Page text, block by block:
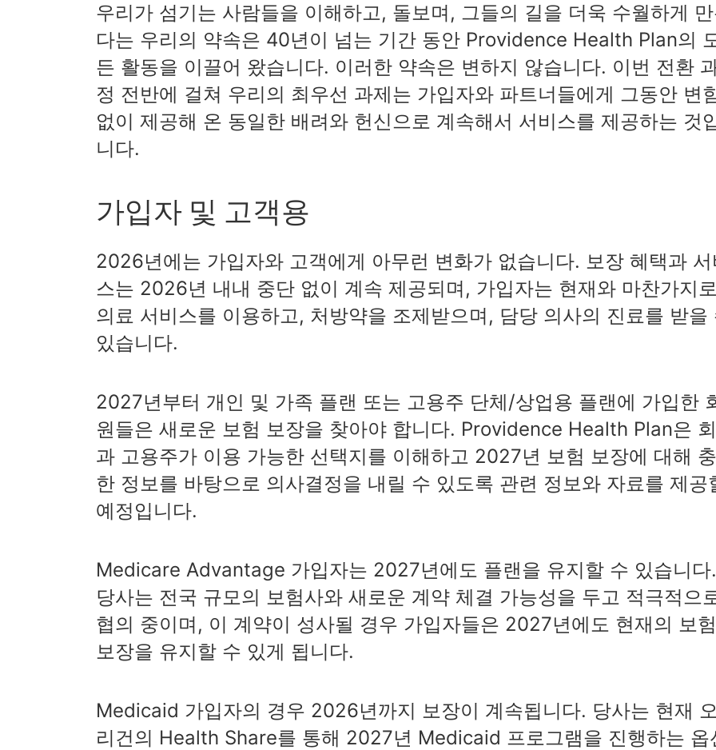
우리가 섬기는 사람들을 이해하고, 돌보며, 그들의 길을 더욱 수월하게
다는 우리의 약속은 40년이 넘는 기간 동안 Providence Health Plan의
든 활동을 이끌어 왔습니다. 이러한 약속은 변하지 않습니다. 이번 전환
정 전반에 걸쳐 우리의 최우선 과제는 가입자와 파트너들에게 그동안 변
없이 제공해 온 동일한 배려와 헌신으로 계속해서 서비스를 제공하는 것
니다.
가입자 및 고객용
2026년에는 가입자와 고객에게 아무런 변화가 없습니다. 보장 혜택과 서
스는 2026년 내내 중단 없이 계속 제공되며, 가입자는 현재와 마찬가지로
의료 서비스를 이용하고, 처방약을 조제받으며, 담당 의사의 진료를 받을
있습니다.
2027년부터 개인 및 가족 플랜 또는 고용주 단체/상업용 플랜에 가입한
원들은 새로운 보험 보장을 찾아야 합니다. Providence Health Plan은
과 고용주가 이용 가능한 선택지를 이해하고 2027년 보험 보장에 대해
한 정보를 바탕으로 의사결정을 내릴 수 있도록 관련 정보와 자료를 제공
예정입니다.
Medicare Advantage 가입자는 2027년에도 플랜을 유지할 수 있습니다.
당사는 전국 규모의 보험사와 새로운 계약 체결 가능성을 두고 적극적으
협의 중이며, 이 계약이 성사될 경우 가입자들은 2027년에도 현재의 보험
보장을 유지할 수 있게 됩니다.
Medicaid 가입자의 경우 2026년까지 보장이 계속됩니다. 당사는 현재
리건의 Health Share를 통해 2027년 Medicaid 프로그램을 진행하는 옵